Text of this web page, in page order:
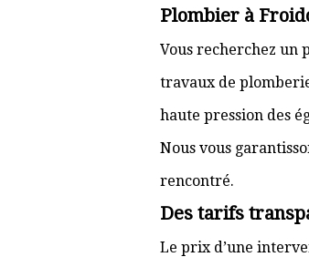
Plombier à
Vous recherchez un
travaux de
haute pression des
Nous vous
rencontré.
Des tarifs
Le prix d’une